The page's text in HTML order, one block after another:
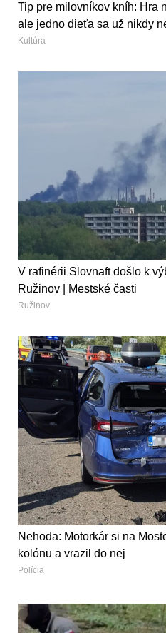
Tip pre milovníkov kníh: Hra
ale jedno dieťa sa už nikdy
Kultúra
V rafinérii Slovnaft došlo k
Ružinov | Mestské časti
Ružinov
Nehoda: Motorkár si na
kolónu a vrazil do nej
Polícia